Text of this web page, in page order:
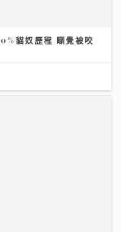
貓奴歷程 瞓覺被咬